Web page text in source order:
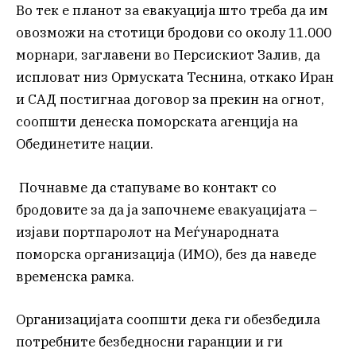
Во тек е планот за евакуација што треба да им
овозможи на стотици бродови со околу 11.000
морнари, заглавени во Персискиот Залив, да
испловат низ Ормуската Теснина, откако Иран
и САД постигнаа договор за прекин на огнот,
соопшти денеска поморската агенција на
Обединетите нации.
Почнавме да стапуваме во контакт со
бродовите за да ја започнеме евакуацијата –
изјави портпаролот на Меѓународната
поморска организација (ИМО), без да наведе
временска рамка.
Организацијата соопшти дека ги обезбедила
потребните безбедносни гаранции и ги